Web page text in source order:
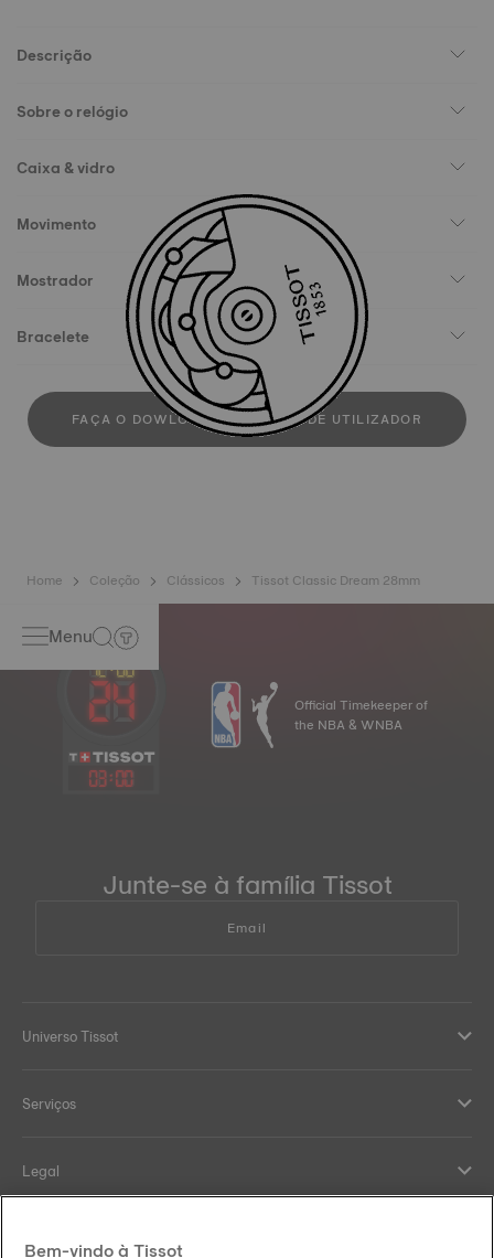
Descrição
Sobre o relógio
Caixa & vidro
Movimento
Mostrador
Bracelete
FAÇA O DOWLOAD DO MANUAL DE UTILIZADOR
Home Coleção Clássicos Tissot Classic Dream 28mm
Menu
03:00
Official Timekeeper of
the NBA & WNBA
Junte-se à família Tissot
Email
Universo Tissot
Serviços
Legal
Help and contacts
Bem-vindo à Tissot